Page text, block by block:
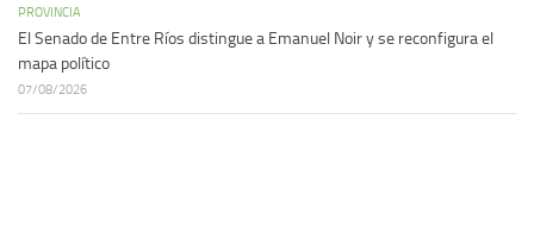
PROVINCIA
El Senado de Entre Ríos distingue a Emanuel Noir y se reconfigura el
mapa político
07/08/2026